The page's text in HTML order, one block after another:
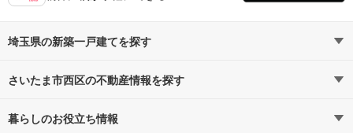
埼玉県の新築一戸建てを探す
路線・駅から探す
通勤・通学時間から探す
さいたま市西区の不動産情報を探す
不動産・住宅
暮らしのお役立ち情報